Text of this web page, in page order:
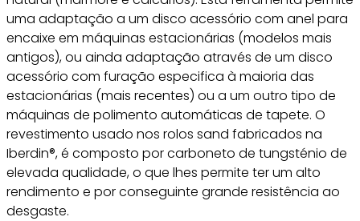
uma adaptação a um disco acessório com anel para
encaixe em máquinas estacionárias (modelos mais
antigos), ou ainda adaptação através de um disco
acessório com furação especifica à maioria das
estacionárias (mais recentes) ou a um outro tipo de
máquinas de polimento automáticas de tapete. O
revestimento usado nos rolos sand fabricados na
Iberdin®, é composto por carboneto de tungsténio de
elevada qualidade, o que lhes permite ter um alto
rendimento e por conseguinte grande resistência ao
desgaste.